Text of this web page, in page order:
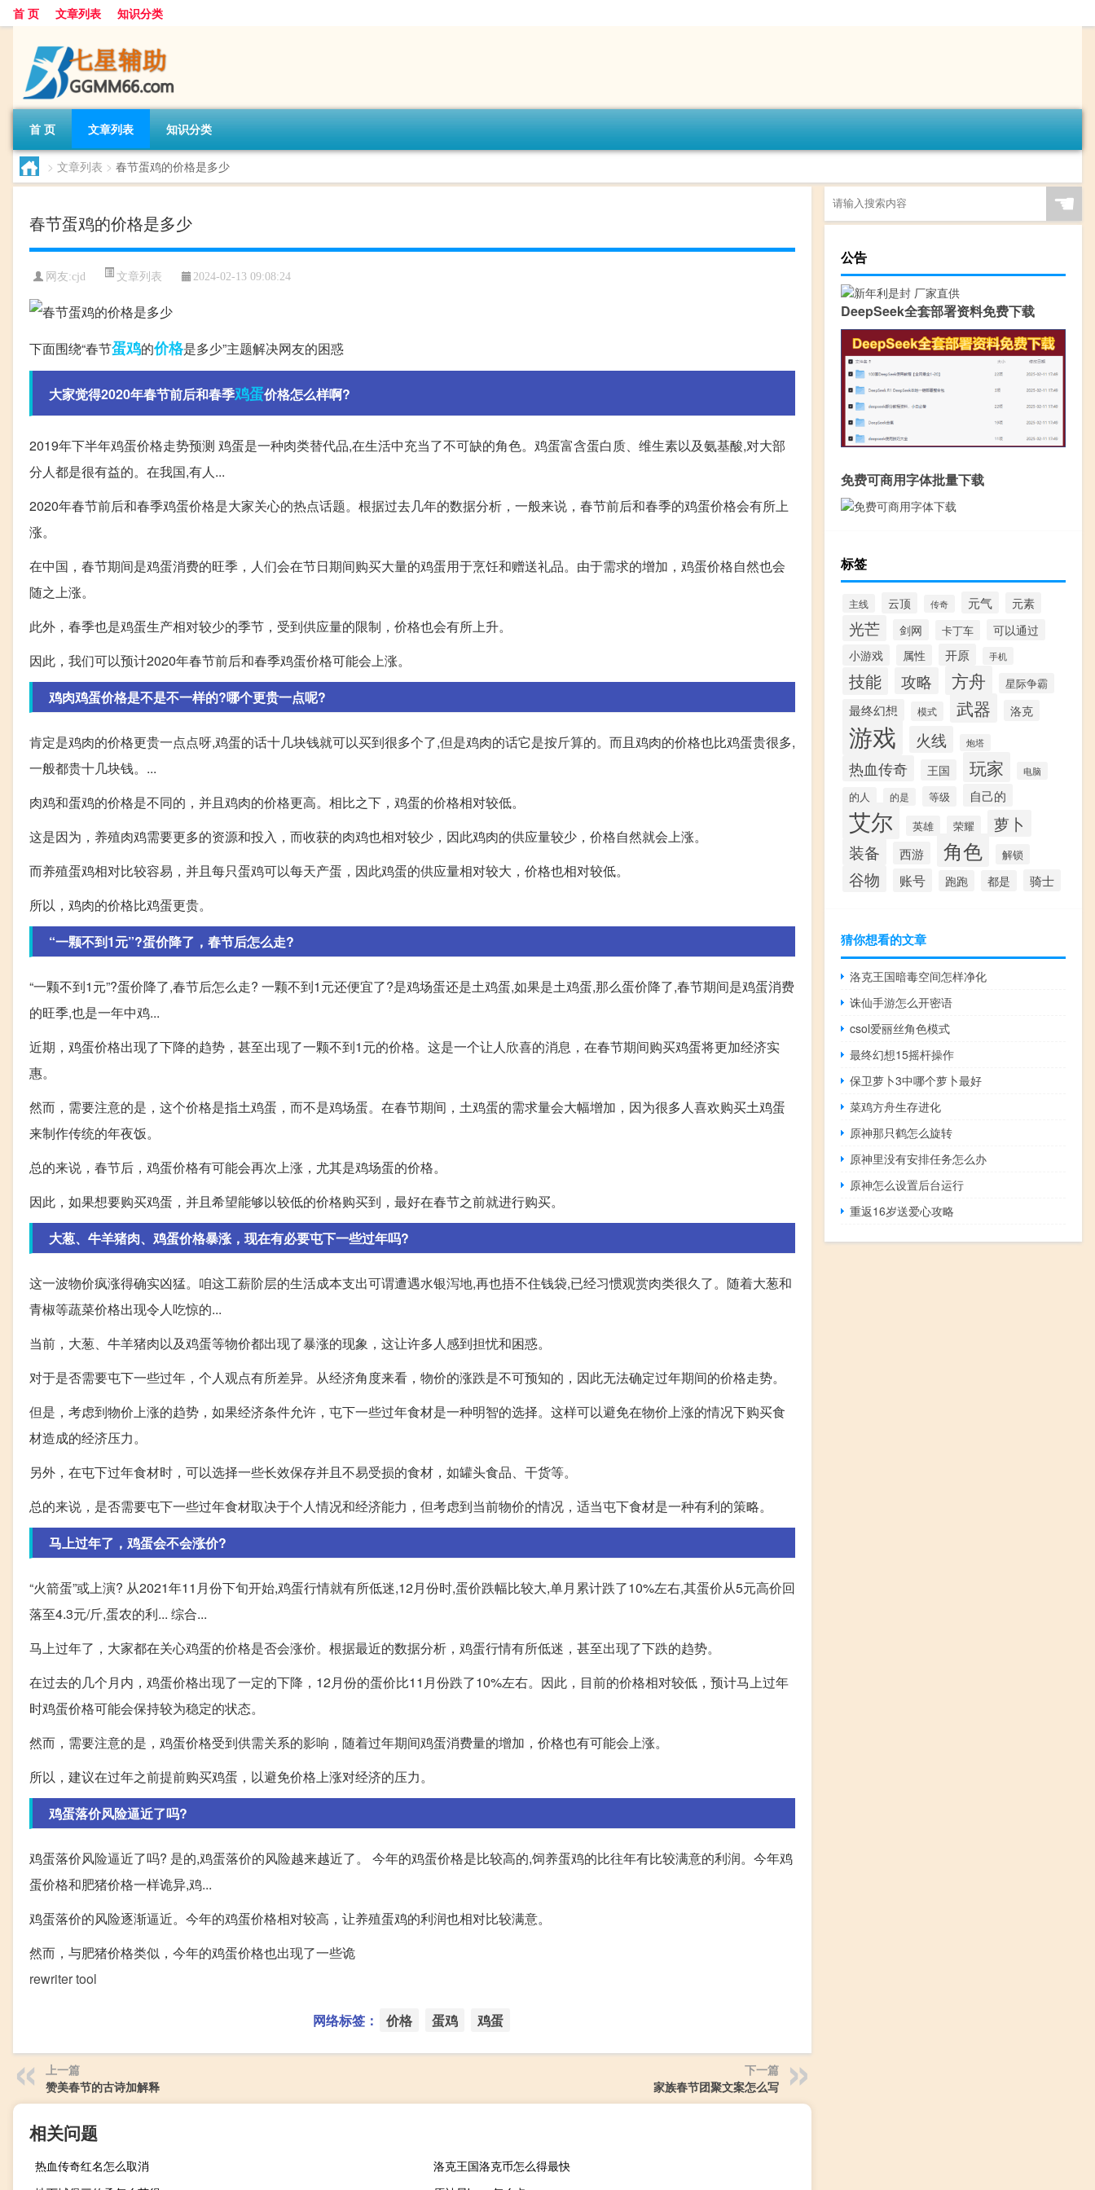
首 页 文章列表 知识分类
首 页 文章列表 知识分类
> 文章列表 > 春节蛋鸡的价格是多少
春节蛋鸡的价格是多少
网友:cjd 文章列表 2024-02-13 09:08:24
下面围绕“春节蛋鸡的价格是多少”主题解决网友的困惑
大家觉得2020年春节前后和春季鸡蛋价格怎么样啊?
2019年下半年鸡蛋价格走势预测 鸡蛋是一种肉类替代品,在生活中充当了不可缺的角色。鸡蛋富含蛋白质、维生素以及氨基酸,对大部
分人都是很有益的。在我国,有人...
2020年春节前后和春季鸡蛋价格是大家关心的热点话题。根据过去几年的数据分析，一般来说，春节前后和春季的鸡蛋价格会有所上
涨。
在中国，春节期间是鸡蛋消费的旺季，人们会在节日期间购买大量的鸡蛋用于烹饪和赠送礼品。由于需求的增加，鸡蛋价格自然也会
随之上涨。
此外，春季也是鸡蛋生产相对较少的季节，受到供应量的限制，价格也会有所上升。
因此，我们可以预计2020年春节前后和春季鸡蛋价格可能会上涨。
鸡肉鸡蛋价格是不是不一样的?哪个更贵一点呢?
肯定是鸡肉的价格更贵一点点呀,鸡蛋的话十几块钱就可以买到很多个了,但是鸡肉的话它是按斤算的。而且鸡肉的价格也比鸡蛋贵很多,
一般都贵十几块钱。...
肉鸡和蛋鸡的价格是不同的，并且鸡肉的价格更高。相比之下，鸡蛋的价格相对较低。
这是因为，养殖肉鸡需要更多的资源和投入，而收获的肉鸡也相对较少，因此鸡肉的供应量较少，价格自然就会上涨。
而养殖蛋鸡相对比较容易，并且每只蛋鸡可以每天产蛋，因此鸡蛋的供应量相对较大，价格也相对较低。
所以，鸡肉的价格比鸡蛋更贵。
“一颗不到1元”?蛋价降了，春节后怎么走?
“一颗不到1元”?蛋价降了,春节后怎么走? 一颗不到1元还便宜了?是鸡场蛋还是土鸡蛋,如果是土鸡蛋,那么蛋价降了,春节期间是鸡蛋消费
的旺季,也是一年中鸡...
近期，鸡蛋价格出现了下降的趋势，甚至出现了一颗不到1元的价格。这是一个让人欣喜的消息，在春节期间购买鸡蛋将更加经济实
惠。
然而，需要注意的是，这个价格是指土鸡蛋，而不是鸡场蛋。在春节期间，土鸡蛋的需求量会大幅增加，因为很多人喜欢购买土鸡蛋
来制作传统的年夜饭。
总的来说，春节后，鸡蛋价格有可能会再次上涨，尤其是鸡场蛋的价格。
因此，如果想要购买鸡蛋，并且希望能够以较低的价格购买到，最好在春节之前就进行购买。
大葱、牛羊猪肉、鸡蛋价格暴涨，现在有必要屯下一些过年吗?
这一波物价疯涨得确实凶猛。咱这工薪阶层的生活成本支出可谓遭遇水银泻地,再也捂不住钱袋,已经习惯观赏肉类很久了。随着大葱和
青椒等蔬菜价格出现令人吃惊的...
当前，大葱、牛羊猪肉以及鸡蛋等物价都出现了暴涨的现象，这让许多人感到担忧和困惑。
对于是否需要屯下一些过年，个人观点有所差异。从经济角度来看，物价的涨跌是不可预知的，因此无法确定过年期间的价格走势。
但是，考虑到物价上涨的趋势，如果经济条件允许，屯下一些过年食材是一种明智的选择。这样可以避免在物价上涨的情况下购买食
材造成的经济压力。
另外，在屯下过年食材时，可以选择一些长效保存并且不易受损的食材，如罐头食品、干货等。
总的来说，是否需要屯下一些过年食材取决于个人情况和经济能力，但考虑到当前物价的情况，适当屯下食材是一种有利的策略。
马上过年了，鸡蛋会不会涨价?
“火箭蛋”或上演? 从2021年11月份下旬开始,鸡蛋行情就有所低迷,12月份时,蛋价跌幅比较大,单月累计跌了10%左右,其蛋价从5元高价回
落至4.3元/斤,蛋农的利... 综合...
马上过年了，大家都在关心鸡蛋的价格是否会涨价。根据最近的数据分析，鸡蛋行情有所低迷，甚至出现了下跌的趋势。
在过去的几个月内，鸡蛋价格出现了一定的下降，12月份的蛋价比11月份跌了10%左右。因此，目前的价格相对较低，预计马上过年
时鸡蛋价格可能会保持较为稳定的状态。
然而，需要注意的是，鸡蛋价格受到供需关系的影响，随着过年期间鸡蛋消费量的增加，价格也有可能会上涨。
所以，建议在过年之前提前购买鸡蛋，以避免价格上涨对经济的压力。
鸡蛋落价风险逼近了吗?
鸡蛋落价风险逼近了吗? 是的,鸡蛋落价的风险越来越近了。 今年的鸡蛋价格是比较高的,饲养蛋鸡的比往年有比较满意的利润。今年鸡
蛋价格和肥猪价格一样诡异,鸡...
鸡蛋落价的风险逐渐逼近。今年的鸡蛋价格相对较高，让养殖蛋鸡的利润也相对比较满意。
然而，与肥猪价格类似，今年的鸡蛋价格也出现了一些诡
rewriter tool
网络标签： 价格 蛋鸡 鸡蛋
上一篇
赞美春节的古诗加解释
下一篇
家族春节团聚文案怎么写
相关问题
热血传奇红名怎么取消
洛克王国洛克币怎么得最快
☚
公告
DeepSeek全套部署资料免费下载
免费可商用字体批量下载
标签
主线 云顶 传奇 元气 元素
光芒 剑网 卡丁车
可以通过
小游戏
属性 开原 手机
技能 攻略 方舟 星际争霸
最终幻想 模式 武器 洛克
游戏 火线 炮塔
热血传奇 王国 玩家 电脑
的人 的是 等级 自己的
艾尔 英雄 荣耀
萝卜
装备
西游 角色 解锁
谷物 账号 跑跑 都是 骑士
猜你想看的文章
洛克王国暗毒空间怎样净化
诛仙手游怎么开密语
csol爱丽丝角色模式
最终幻想15摇杆操作
保卫萝卜3中哪个萝卜最好
菜鸡方舟生存进化
原神那只鹤怎么旋转
原神里没有安排任务怎么办
原神怎么设置后台运行
重返16岁送爱心攻略